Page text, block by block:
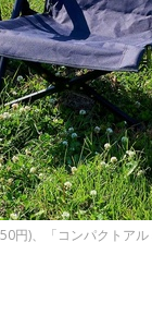
円)、「コンパクトア